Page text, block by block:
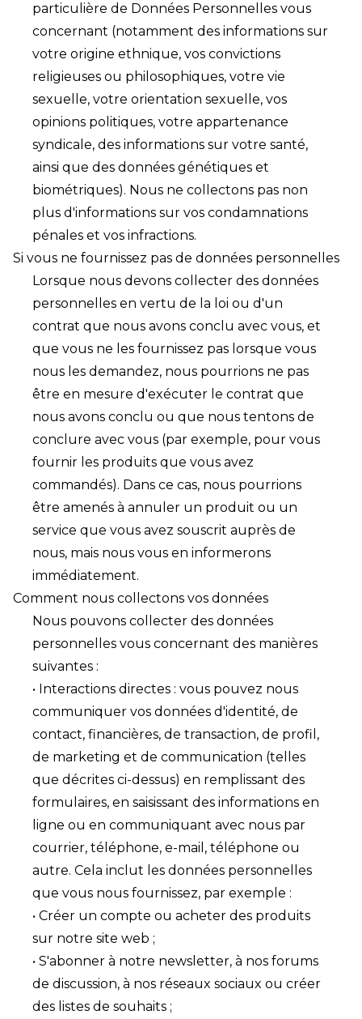
particulière de Données Personnelles vous
concernant (notamment des informations sur
votre origine ethnique, vos convictions
religieuses ou philosophiques, votre vie
sexuelle, votre orientation sexuelle, vos
opinions politiques, votre appartenance
syndicale, des informations sur votre santé,
ainsi que des données génétiques et
biométriques). Nous ne collectons pas non
plus d'informations sur vos condamnations
pénales et vos infractions.
Si vous ne fournissez pas de données personnelles
Lorsque nous devons collecter des données
personnelles en vertu de la loi ou d'un
contrat que nous avons conclu avec vous, et
que vous ne les fournissez pas lorsque vous
nous les demandez, nous pourrions ne pas
être en mesure d'exécuter le contrat que
nous avons conclu ou que nous tentons de
conclure avec vous (par exemple, pour vous
fournir les produits que vous avez
commandés). Dans ce cas, nous pourrions
être amenés à annuler un produit ou un
service que vous avez souscrit auprès de
nous, mais nous vous en informerons
immédiatement.
Comment nous collectons vos données
Nous pouvons collecter des données
personnelles vous concernant des manières
suivantes :
• Interactions directes : vous pouvez nous
communiquer vos données d'identité, de
contact, financières, de transaction, de profil,
de marketing et de communication (telles
que décrites ci-dessus) en remplissant des
formulaires, en saisissant des informations en
ligne ou en communiquant avec nous par
courrier, téléphone, e-mail, téléphone ou
autre. Cela inclut les données personnelles
que vous nous fournissez, par exemple :
• Créer un compte ou acheter des produits
sur notre site web ;
• S'abonner à notre newsletter, à nos forums
de discussion, à nos réseaux sociaux ou créer
des listes de souhaits ;